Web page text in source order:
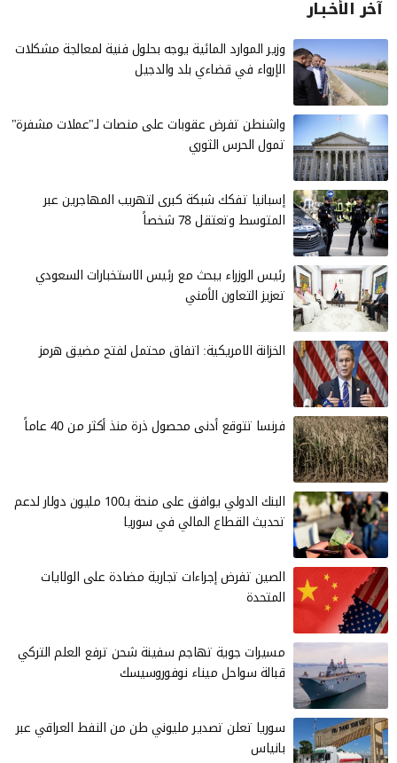
آخر الأخـبـار
وزير الموارد المائية يوجه بحلول فنية لمعالجة مشكلات
الإرواء في قضاءي بلد والدجيل
واشنطن تفرض عقوبات على منصات لـ"عملات مشفرة"
تمول الحرس الثوري
إسبانيا تفكك شبكة كبرى لتهريب المهاجرين عبر
المتوسط وتعتقل 78 شخصاً
رئيس الوزراء يبحث مع رئيس الاستخبارات السعودي
تعزيز التعاون الأمني
الخزانة الامريكية: اتفاق محتمل لفتح مضيق هرمز
فرنسا تتوقع أدنى محصول ذرة منذ أكثر من 40 عاماً
البنك الدولي يوافق على منحة بـ100 مليون دولار لدعم
تحديث القطاع المالي في سوريا
الصين تفرض إجراءات تجارية مضادة على الولايات
المتحدة
مسيرات جوية تهاجم سفينة شحن ترفع العلم التركي
قبالة سواحل ميناء نوفوروسيسك
سوريا تعلن تصدير مليوني طن من النفط العراقي عبر
بانياس